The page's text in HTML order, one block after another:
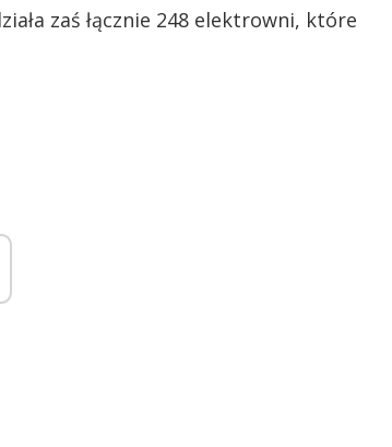
zaś łącznie 248 elektrowni, które